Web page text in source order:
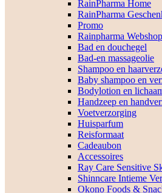
RainPharma Home
RainPharma
Promo
Rainpharma
Bad en douchegel
Bad-en massageolie
Shampoo en
Baby shampoo en
Bodylotion en
Handzeep en
Voetverzorging
Huisparfum
Reisformaat
Cadeaubon
Accessoires
Ray Care Sensitive
Shinncare Intieme
Okono Foods &